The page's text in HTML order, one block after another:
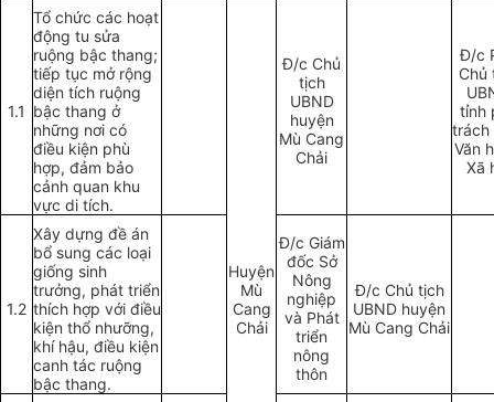
1.1
Tổ chức các hoạt
động tu sửa
ruộng bậc thang;
tiếp tục mở rộng
diện tích ruộng
bậc thang ở
những nơi có
điều kiện phù
hợp, đảm bảo
cảnh quan khu
vực di tích.
Huyện
Mù
Cang
Chải
Đ/c Chủ
tịch
UBND
huyện
Mù Cang
Chải
Đ/c
Chủ
tỉnh
trách
Văn
Xã
1.2
Xây dựng đề án
bổ sung các loại
giống sinh
trưởng, phát triển
thích hợp với điều
kiện thổ nhưỡng,
khí hậu, điều kiện
canh tác ruộng
bậc thang.
Đ/c Giám
đốc Sở
Nông
nghiệp
và Phát
triển
nông
thôn
Đ/c Chủ tịch
UBND huyện
Mù Cang Chải